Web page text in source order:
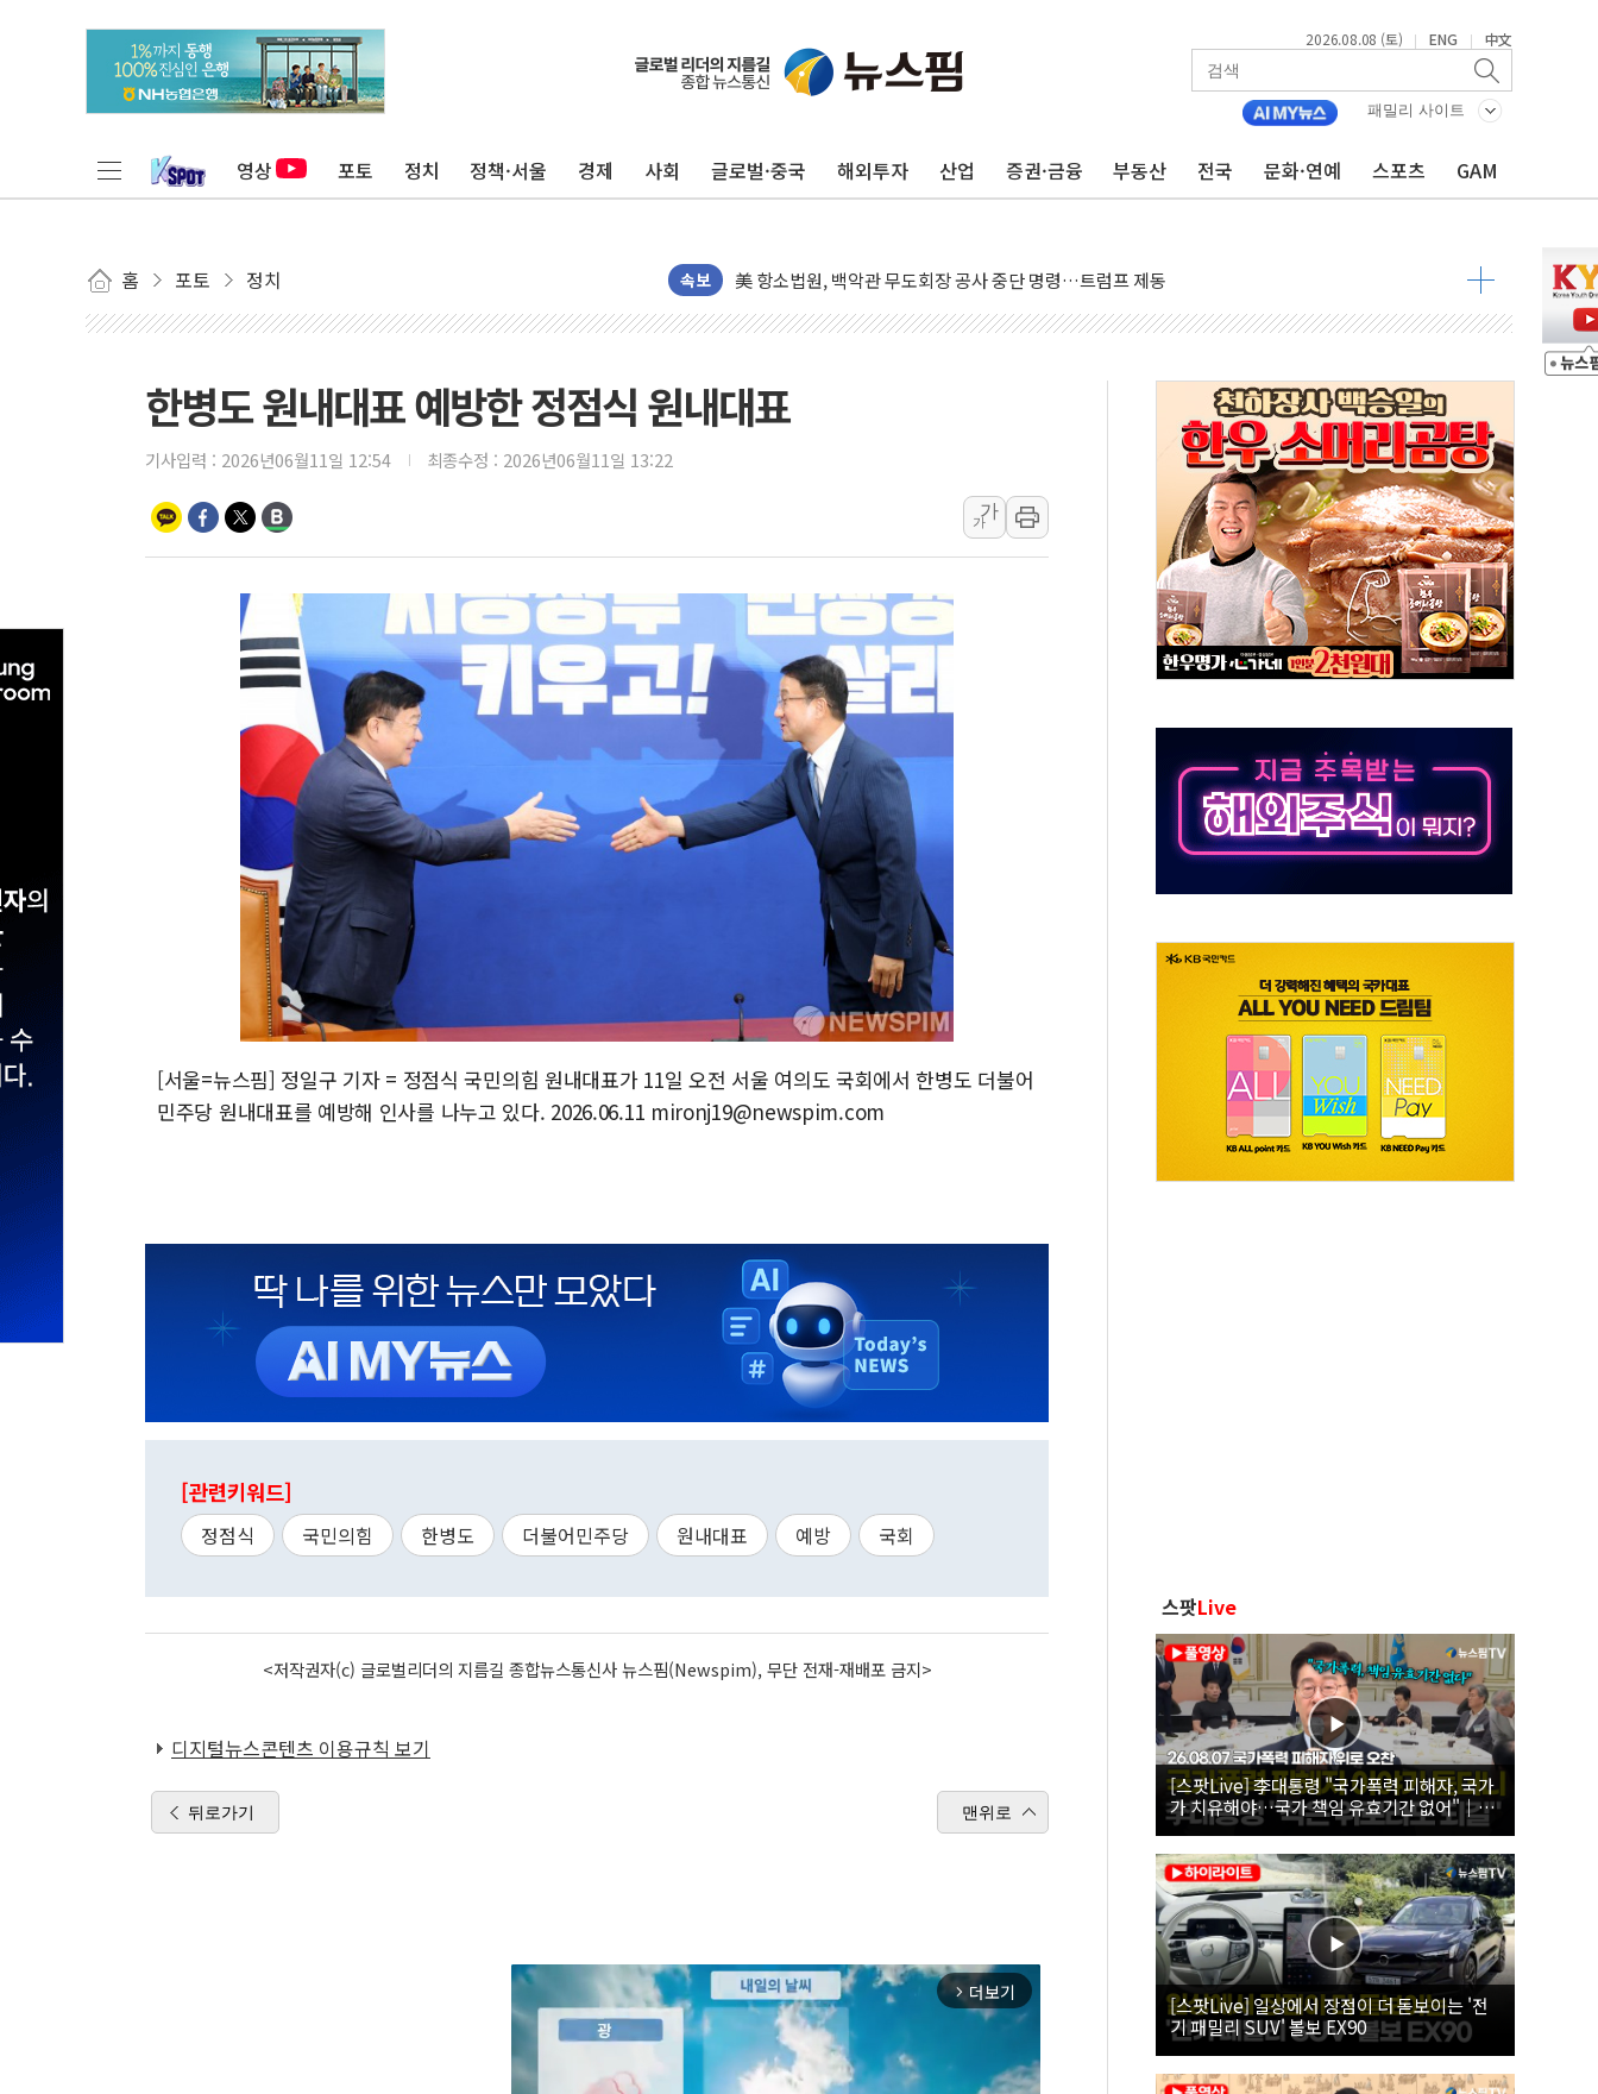
2026.08.08 (토) | ENG | 中文
패밀리 사이트
영상 포토 정치 정책·서울 경제 사회 글로벌·중국 해외투자 산업 증권·금융 부동산 전국 문화·연예 스포츠 GAM
홈 포토 정치 속보
[종합] 이슬람 수니파 3국, '공동방위협정' 체결… 이스라엘·이란 위협에 맞설 자체 억지력 강화
이란 핵심 원유 수출항 '하르그섬', 최근 1주일 이상 '올스톱'… 美 해상봉쇄 영향
美 고용 쇼크에 엔화 장중 급등…시장은 "또 개입했나" 촉각
뉴욕증시 프리뷰, 美 고용 쇼크에 금리 인상 우려 후퇴…나스닥 선물 1%대 상승
[종합] 美 7월 고용 2만3000명 감소 '쇼크'…9월 금리 인상 기대 후퇴
뉴욕증시 개장 전 특징주...아틀라시안·클라우드플레어·태양광주↑ VS 트레이드데스크·웬디스↓
보훈부, 미 DPAA와 MOU… "6·25 미군 실종자 7359명 끝까지 찾겠다"
트럼프 "금리 내려야"…파월 때와 달리 워시엔 톤 낮춰
특정 정치인 측근 포항시 정책특보 내정설...포항시 '시끌'
李 "해남 태양광, 대한민국 다음 100년 밑거름…수도권 집중 완화 전환점"
李 대통령, '6시간 마라톤 부동산 2차 회의' 주재… "전폭적 공급 확대·속도전 총력"
트럼프, 中 겨냥 폴리실리콘 관세 15% 부과…美 태양광주 급등
[사진] 빈살만과 에르도안의 만남
이란와이어 "이란 최고지도자 위독…곧 사망해도 놀랍지 않아"
남동발전, 해남군에 국내 최대 규모 400MW 태양광 착공…여의도 1.6배 규모
[인도증시] 중동 불안 속 유가 상승에 소폭 하락...금융주 낙폭 커
한병도 원내대표 예방한 정점식 원내대표
기사입력 : 2026년06월11일 12:54 최종수정 : 2026년06월11일 13:22
가
가
[서울=뉴스핌] 정일구 기자 = 정점식 국민의힘 원내대표가 11일 오전 서울 여의도 국회에서 한병도 더불어
민주당 원내대표를 예방해 인사를 나누고 있다. 2026.06.11 mironj19@newspim.com
[관련키워드]
정점식 국민의힘 한병도 더불어민주당 원내대표 예방 국회
<저작권자(c) 글로벌리더의 지름길 종합뉴스통신사 뉴스핌(Newspim), 무단 전재-재배포 금지>
디지털뉴스콘텐츠 이용규칙 보기
뒤로가기 맨위로
arrow_forward_ios 더보기
스팟Live
[스팟Live] 李대통령 "국가폭력 피해자, 국가
가 치유해야…국가 책임 유효기간 없어"｜
26.08.07 국가폭력 피해자 위로 오찬
[스팟Live] 일상에서 장점이 더 돋보이는 '전
기 패밀리 SUV' 볼보 EX90